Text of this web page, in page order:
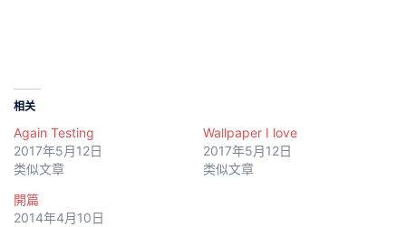
相关
Again Testing
2017年5月12日
类似文章
Wallpaper I love
2017年5月12日
类似文章
開篇
2014年4月10日